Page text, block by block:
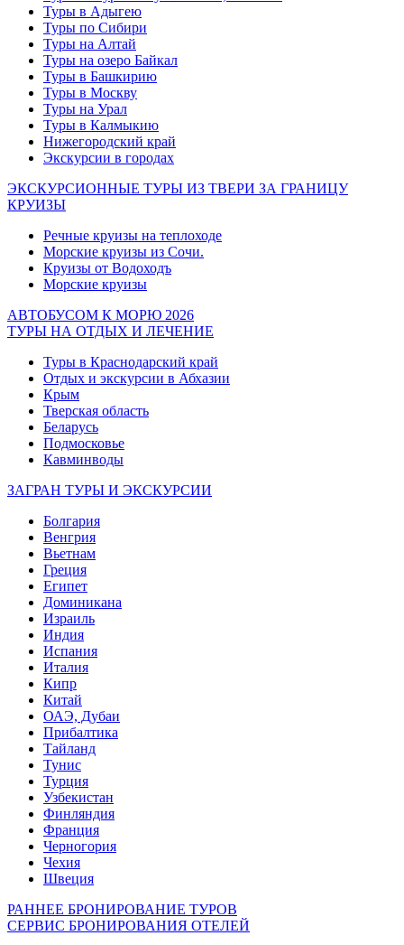
Туры в Адыгею
Туры по Сибири
Туры на Алтай
Туры на озеро Байкал
Туры в Башкирию
Туры в Москву
Туры на Урал
Туры в Калмыкию
Нижегородский край
Экскурсии в городах
ЭКСКУРСИОННЫЕ ТУРЫ ИЗ ТВЕРИ ЗА ГРАНИЦУ
КРУИЗЫ
Речные круизы на теплоходе
Морские круизы из Сочи.
Круизы от Водоходъ
Морские круизы
АВТОБУСОМ К МОРЮ 2026
ТУРЫ НА ОТДЫХ И ЛЕЧЕНИЕ
Туры в Краснодарский край
Отдых и экскурсии в Абхазии
Крым
Тверская область
Беларусь
Подмосковье
Кавминводы
ЗАГРАН ТУРЫ И ЭКСКУРСИИ
Болгария
Венгрия
Вьетнам
Греция
Египет
Доминикана
Израиль
Индия
Испания
Италия
Кипр
Китай
ОАЭ, Дубаи
Прибалтика
Тайланд
Тунис
Турция
Узбекистан
Финляндия
Франция
Черногория
Чехия
Швеция
РАННЕЕ БРОНИРОВАНИЕ ТУРОВ
СЕРВИС БРОНИРОВАНИЯ ОТЕЛЕЙ